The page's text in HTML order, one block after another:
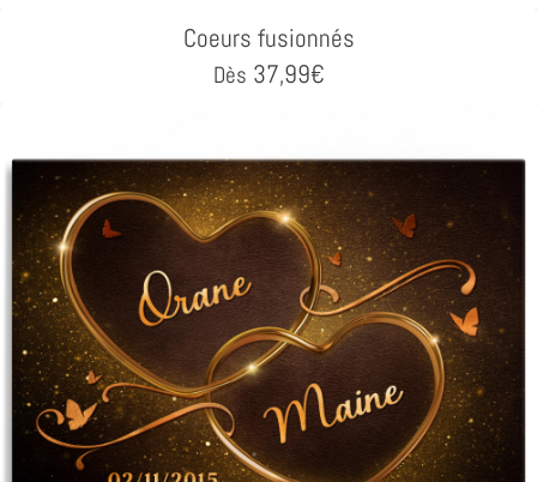
Coeurs fusionnés
Dès 37,99€